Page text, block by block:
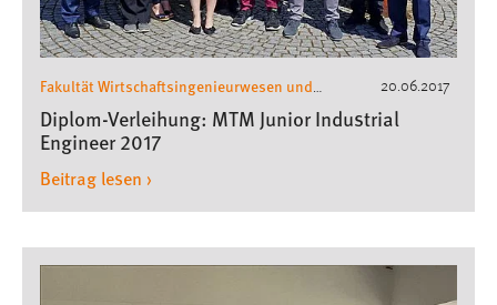
20.06.2017
Fakultät Wirtschaftsingenieurwesen und
Gesundheit
Wirtschaftsingenieurwesen
Diplom-Verleihung: MTM Junior Industrial
Engineer 2017
Beitrag lesen ›